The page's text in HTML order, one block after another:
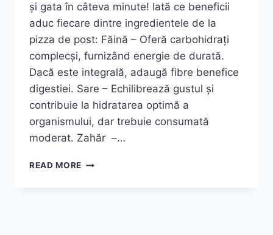
și gata în câteva minute! Iată ce beneficii
aduc fiecare dintre ingredientele de la
pizza de post: Făină – Oferă carbohidrați
complecși, furnizând energie de durată.
Dacă este integrală, adaugă fibre benefice
digestiei. Sare – Echilibrează gustul și
contribuie la hidratarea optimă a
organismului, dar trebuie consumată
moderat. Zahăr –…
READ MORE PIZZA